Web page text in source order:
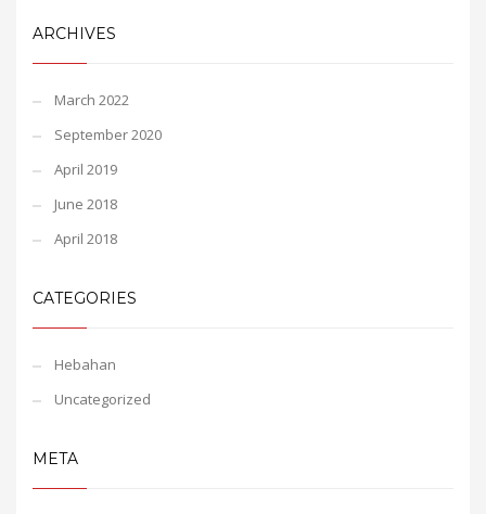
ARCHIVES
March 2022
September 2020
April 2019
June 2018
April 2018
CATEGORIES
Hebahan
Uncategorized
META